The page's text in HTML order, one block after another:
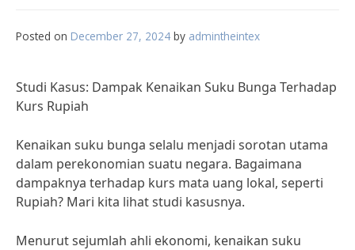
Posted on December 27, 2024 by admintheintex
Studi Kasus: Dampak Kenaikan Suku Bunga Terhadap
Kurs Rupiah
Kenaikan suku bunga selalu menjadi sorotan utama
dalam perekonomian suatu negara. Bagaimana
dampaknya terhadap kurs mata uang lokal, seperti
Rupiah? Mari kita lihat studi kasusnya.
Menurut sejumlah ahli ekonomi, kenaikan suku